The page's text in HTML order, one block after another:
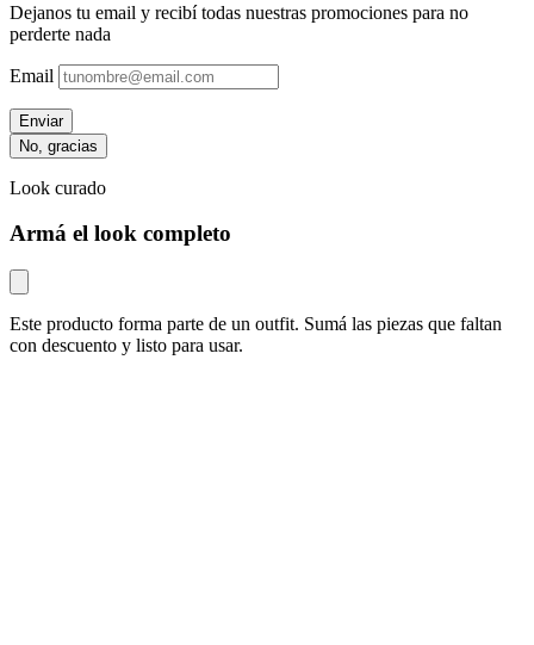
Dejanos tu email y recibí todas nuestras promociones para no
perderte nada
Email
Enviar
No, gracias
Look curado
Armá el look completo
Este producto forma parte de un outfit. Sumá las piezas que faltan
con descuento y listo para usar.